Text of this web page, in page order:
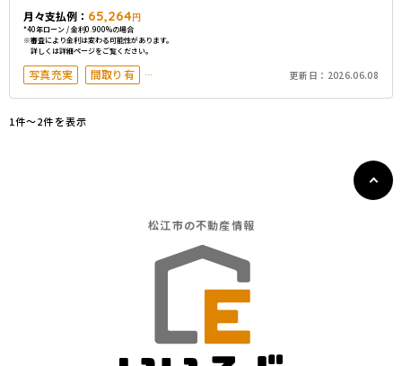
月々支払例： 65,264円
*40年ローン / 金利0.900%の場合
※審査により金利は変わる可能性があります。
詳しくは詳細ページをご覧ください。
写真充実
間取り有
オール電化
更新日： 2026.06.08
1件〜2件を表示
松江市の不動産情報